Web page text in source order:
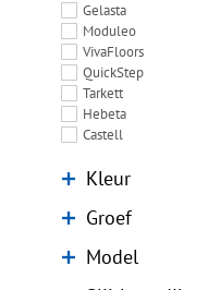
Gelasta
Moduleo
VivaFloors
QuickStep
Tarkett
Hebeta
Castell
Kleur
Groef
Model